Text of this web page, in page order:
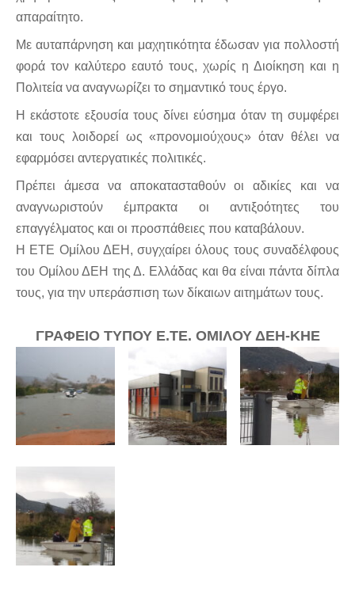
απαραίτητο.
Με αυταπάρνηση και μαχητικότητα έδωσαν για πολλοστή
φορά τον καλύτερο εαυτό τους, χωρίς η Διοίκηση και η
Πολιτεία να αναγνωρίζει το σημαντικό τους έργο.
Η εκάστοτε εξουσία τους δίνει εύσημα όταν τη συμφέρει
και τους λοιδορεί ως «προνομιούχους» όταν θέλει να
εφαρμόσει αντεργατικές πολιτικές.
Πρέπει άμεσα να αποκατασταθούν οι αδικίες και να
αναγνωριστούν έμπρακτα οι αντιξοότητες του
επαγγέλματος και οι προσπάθειες που καταβάλουν.
Η ΕΤΕ Ομίλου ΔΕΗ, συγχαίρει όλους τους συναδέλφους
του Ομίλου ΔΕΗ της Δ. Ελλάδας και θα είναι πάντα δίπλα
τους, για την υπεράσπιση των δίκαιων αιτημάτων τους.
ΓΡΑΦΕΙΟ ΤΥΠΟΥ Ε.ΤΕ. ΟΜΙΛΟΥ ΔΕΗ-ΚΗΕ